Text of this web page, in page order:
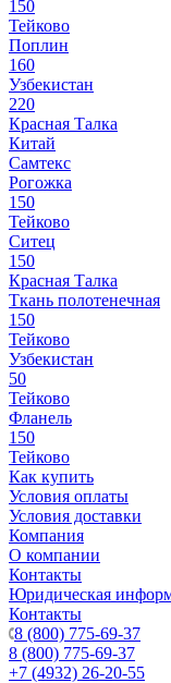
150
Тейково
Поплин
160
Узбекистан
220
Красная Талка
Китай
Самтекс
Рогожка
150
Тейково
Ситец
150
Красная Талка
Ткань полотенечная
150
Тейково
Узбекистан
50
Тейково
Фланель
150
Тейково
Как купить
Условия оплаты
Условия доставки
Компания
О компании
Контакты
Юридическая
Контакты
8 (800) 775-69-37
8 (800) 775-69-37
+7 (4932) 26-20-55